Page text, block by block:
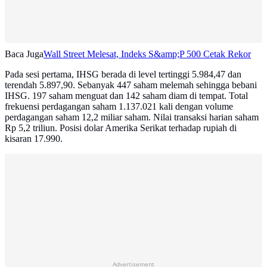
Baca JugaWall Street Melesat, Indeks S&amp;P 500 Cetak Rekor
Pada sesi pertama, IHSG berada di level tertinggi 5.984,47 dan
terendah 5.897,90. Sebanyak 447 saham melemah sehingga bebani
IHSG. 197 saham menguat dan 142 saham diam di tempat. Total
frekuensi perdagangan saham 1.137.021 kali dengan volume
perdagangan saham 12,2 miliar saham. Nilai transaksi harian saham
Rp 5,2 triliun. Posisi dolar Amerika Serikat terhadap rupiah di
kisaran 17.990.
Advertisement